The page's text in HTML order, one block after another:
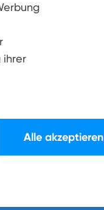
ihrer
Alle akzeptieren